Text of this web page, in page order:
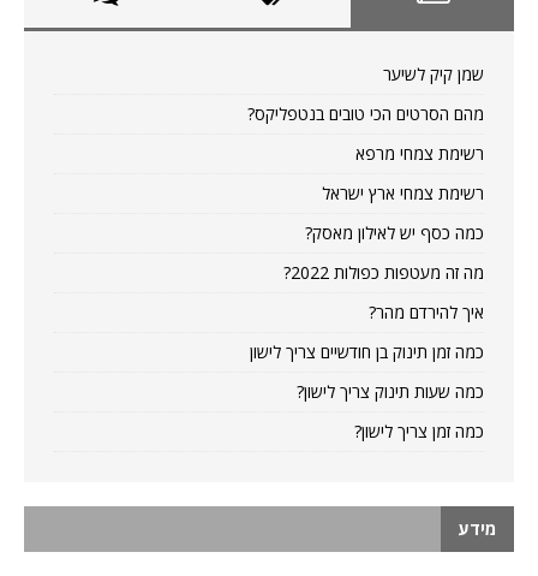
שמן קיק לשיער
מהם הסרטים הכי טובים בנטפליקס?
רשימת צמחי מרפא
רשימת צמחי ארץ ישראל
כמה כסף יש לאילון מאסק?
מה זה מעטפות כפולות 2022?
איך להירדם מהר?
כמה זמן תינוק בן חודשיים צריך לישון
כמה שעות תינוק צריך לישון?
כמה זמן צריך לישון?
מידע